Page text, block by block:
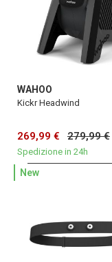
WAHOO
Kickr Headwind
269,99 € 279,99 €
Spedizione in 24h
New